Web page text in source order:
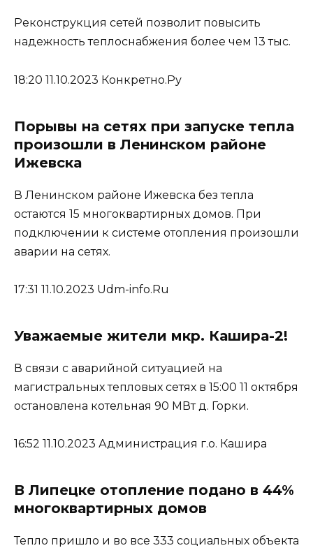
Реконструкция сетей позволит повысить
надежность теплоснабжения более чем 13 тыс.
18:20 11.10.2023 Конкретно.Ру
Порывы на сетях при запуске тепла
произошли в Ленинском районе
Ижевска
В Ленинском районе Ижевска без тепла
остаются 15 многоквартирных домов. При
подключении к системе отопления произошли
аварии на сетях.
17:31 11.10.2023 Udm-info.Ru
Уважаемые жители мкр. Кашира-2!
В связи с аварийной ситуацией на
магистральных тепловых сетях в 15:00 11 октября
остановлена котельная 90 МВт д. Горки.
16:52 11.10.2023 Администрация г.о. Кашира
В Липецке отопление подано в 44%
многоквартирных домов
Тепло пришло и во все 333 социальных объекта